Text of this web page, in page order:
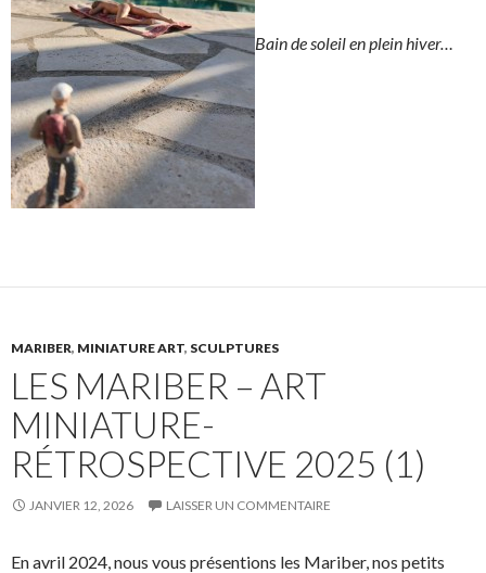
Bain de soleil en plein hiver…
MARIBER, MINIATURE ART, SCULPTURES
LES MARIBER – ART
MINIATURE-
RÉTROSPECTIVE 2025 (1)
JANVIER 12, 2026 LAISSER UN COMMENTAIRE
En avril 2024, nous vous présentions les Mariber, nos petits